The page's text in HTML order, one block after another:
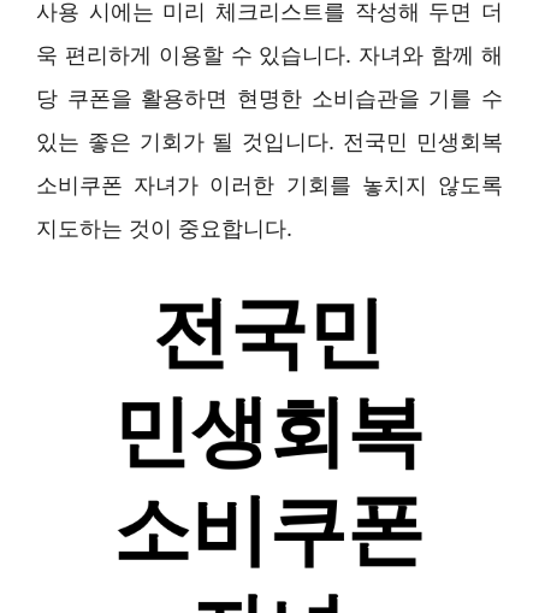
사용 시에는 미리 체크리스트를 작성해 두면 더
욱 편리하게 이용할 수 있습니다. 자녀와 함께 해
당 쿠폰을 활용하면 현명한 소비습관을 기를 수
있는 좋은 기회가 될 것입니다. 전국민 민생회복
소비쿠폰 자녀가 이러한 기회를 놓치지 않도록
지도하는 것이 중요합니다.